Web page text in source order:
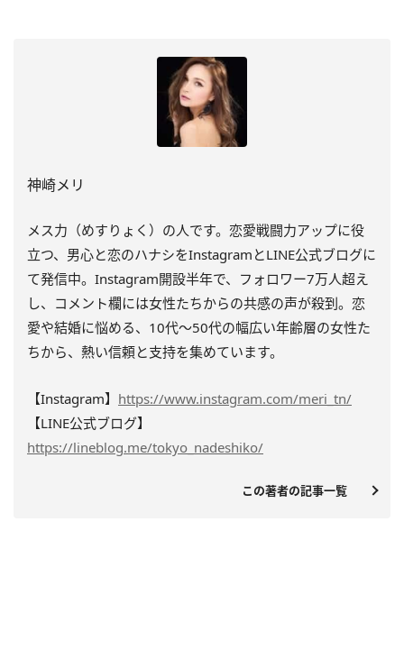
神崎メリ
メス力（めすりょく）の人です。恋愛戦闘力アップに役
立つ、男心と恋のハナシをInstagramとLINE公式ブログに
て発信中。Instagram開設半年で、フォロワー7万人超え
し、コメント欄には女性たちからの共感の声が殺到。恋
愛や結婚に悩める、10代〜50代の幅広い年齢層の女性た
ちから、熱い信頼と支持を集めています。
【Instagram】 https://www.instagram.com/meri_tn/
【LINE公式ブログ】
https://lineblog.me/tokyo_nadeshiko/
この著者の記事一覧